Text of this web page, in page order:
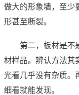
做大的形象墙，至少
形甚至断裂。
第二，板材是不
材样品。辨认方法其
光看几乎没有杂质。
细看就能发现。